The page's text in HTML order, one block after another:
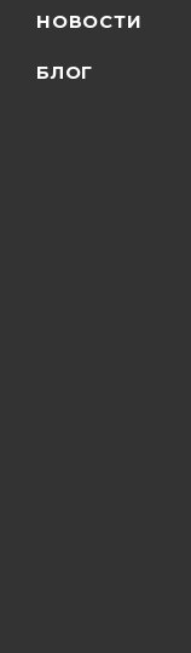
НОВОСТИ
БЛОГ